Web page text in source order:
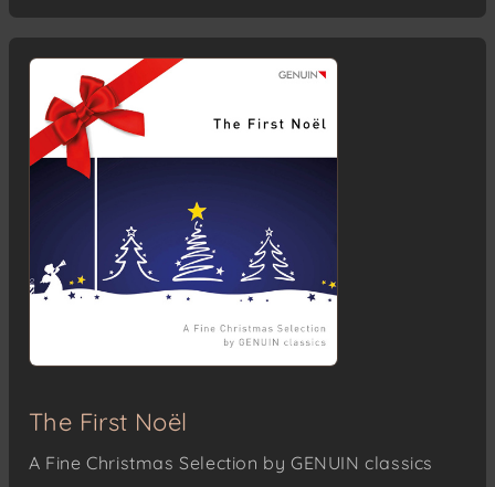
The First Noël
A Fine Christmas Selection by GENUIN classics